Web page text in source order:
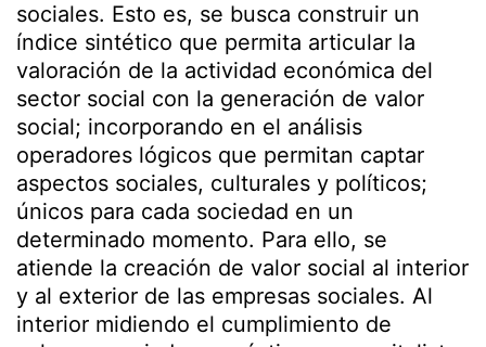
sociales. Esto es, se busca construir un
índice sintético que permita articular la
valoración de la actividad económica del
sector social con la generación de valor
social; incorporando en el análisis
operadores lógicos que permitan captar
aspectos sociales, culturales y políticos;
únicos para cada sociedad en un
determinado momento. Para ello, se
atiende la creación de valor social al interior
y al exterior de las empresas sociales. Al
interior midiendo el cumplimiento de